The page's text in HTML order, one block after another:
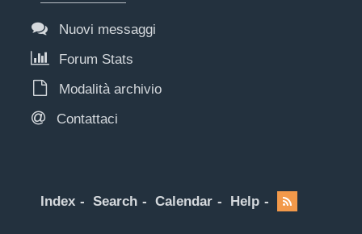
Nuovi messaggi
Forum Stats
Modalità archivio
Contattaci
Index Search Calendar Help